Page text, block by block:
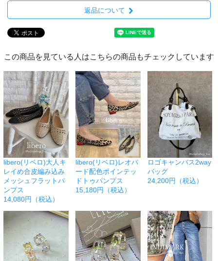
返品について
この商品を見ている人はこちらの商品もチェックしています
libero(リベロ)大人キ
レイめ合皮編み込み
メッシュフラットパ
ンプス
14,080円（税込）
libero(リベロ)レオパ
ード配色ポインテッ
ドトゥパンプス
15,180円（税込）
ロゴキャンバス2way
バッグ
24,200円（税込）